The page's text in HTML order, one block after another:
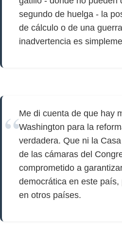
segundo de huelga - la
de cálculo o de una
inadvertencia es
Me di cuenta de que hay
Washington para la
verdadera. Que ni la
de las cámaras del
comprometido a
democrática en este
en otros países.